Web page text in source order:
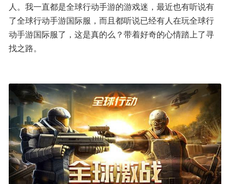
人。我一直都是全球行动手游的游戏迷，最近也有听说有
了全球行动手游国际服，而且都听说已经有人在玩全球行
动手游国际服了，这是真的么？带着好奇的心情踏上了寻
找之路。